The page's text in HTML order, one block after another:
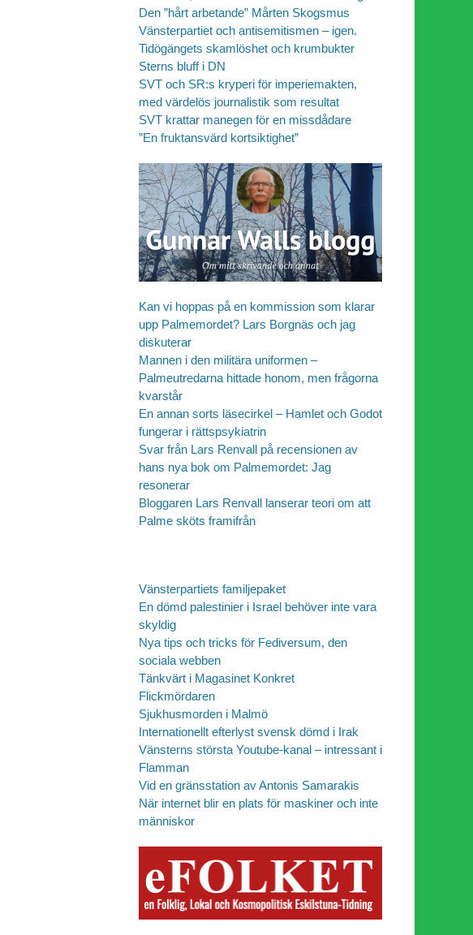
Den ”hårt arbetande” Mårten Skogsmus
Vänsterpartiet och antisemitismen – igen.
Tidögängets skamlöshet och krumbukter
Sterns bluff i DN
SVT och SR:s kryperi för imperiemakten,
med värdelös journalistik som resultat
SVT krattar manegen för en missdådare
”En fruktansvärd kortsiktighet”
Kan vi hoppas på en kommission som klarar
upp Palmemordet? Lars Borgnäs och jag
diskuterar
Mannen i den militära uniformen –
Palmeutredarna hittade honom, men frågorna
kvarstår
En annan sorts läsecirkel – Hamlet och Godot
fungerar i rättspsykiatrin
Svar från Lars Renvall på recensionen av
hans nya bok om Palmemordet: Jag
resonerar
Bloggaren Lars Renvall lanserar teori om att
Palme sköts framifrån
Vänsterpartiets familjepaket
En dömd palestinier i Israel behöver inte vara
skyldig
Nya tips och tricks för Fediversum, den
sociala webben
Tänkvärt i Magasinet Konkret
Flickmördaren
Sjukhusmorden i Malmö
Internationellt efterlyst svensk dömd i Irak
Vänsterns största Youtube-kanal – intressant i
Flamman
Vid en gränsstation av Antonis Samarakis
När internet blir en plats för maskiner och inte
människor